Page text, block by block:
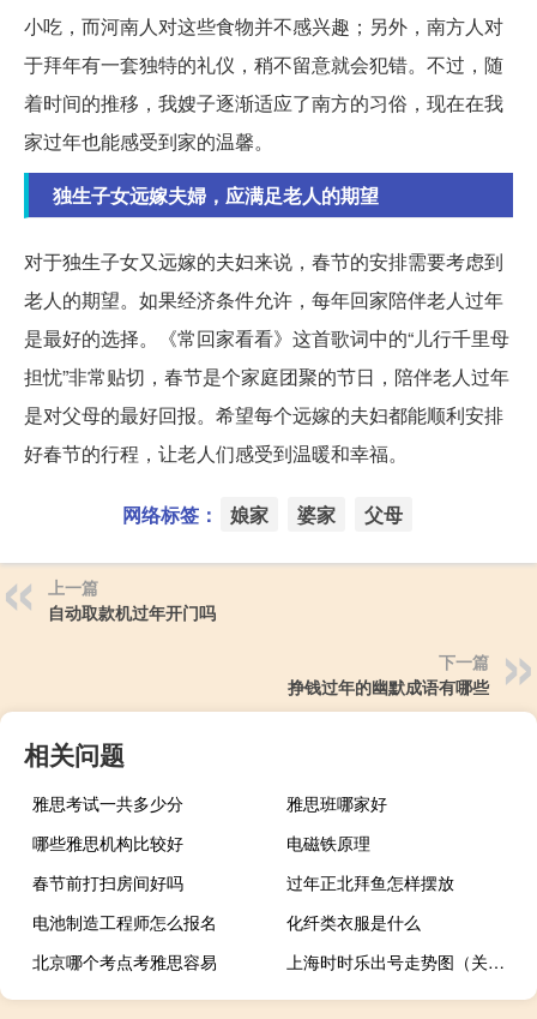
小吃，而河南人对这些食物并不感兴趣；另外，南方人对
于拜年有一套独特的礼仪，稍不留意就会犯错。不过，随
着时间的推移，我嫂子逐渐适应了南方的习俗，现在在我
家过年也能感受到家的温馨。
独生子女远嫁夫婦，应满足老人的期望
对于独生子女又远嫁的夫妇来说，春节的安排需要考虑到
老人的期望。如果经济条件允许，每年回家陪伴老人过年
是最好的选择。《常回家看看》这首歌词中的“儿行千里母
担忧”非常贴切，春节是个家庭团聚的节日，陪伴老人过年
是对父母的最好回报。希望每个远嫁的夫妇都能顺利安排
好春节的行程，让老人们感受到温暖和幸福。
网络标签： 娘家 婆家 父母
上一篇
自动取款机过年开门吗
下一篇
挣钱过年的幽默成语有哪些
相关问题
雅思考试一共多少分
雅思班哪家好
哪些雅思机构比较好
电磁铁原理
春节前打扫房间好吗
过年正北拜鱼怎样摆放
电池制造工程师怎么报名
化纤类衣服是什么
北京哪个考点考雅思容易
上海时时乐出号走势图（关于上海时时乐出号走势图的介绍）